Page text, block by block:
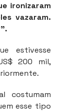
ironizaram
vazaram.
estivesse
200 mil,
costumam
esse tipo